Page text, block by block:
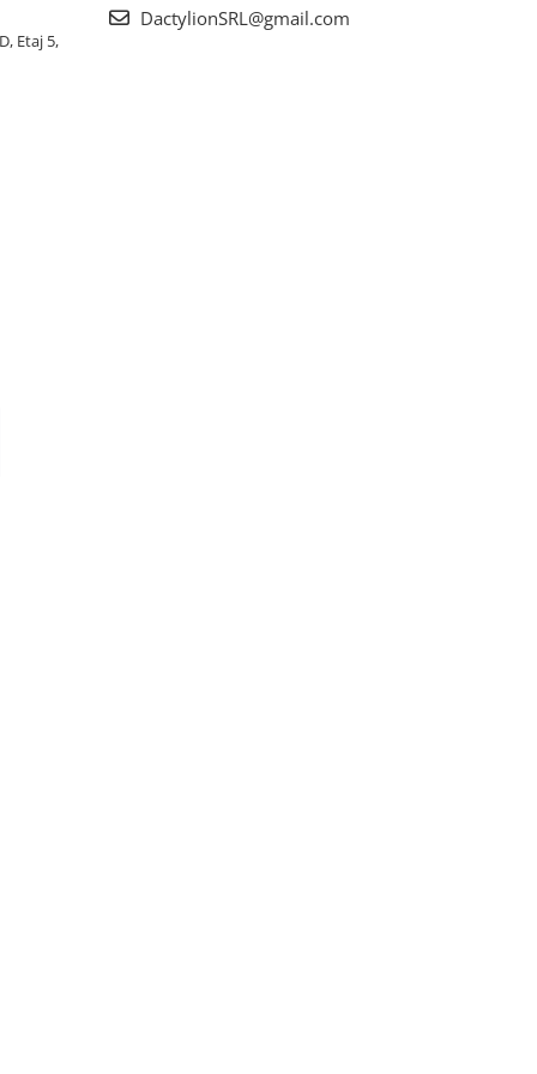
Etaj 5,
DactylionSRL@gmail.com